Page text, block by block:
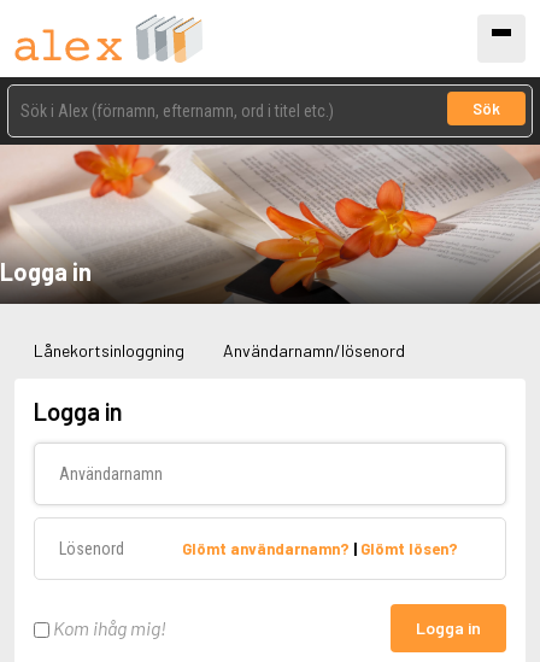
Sök
Logga in
Lånekortsinloggning Användarnamn/lösenord
Logga in
Glömt användarnamn? | Glömt lösen?
Kom ihåg mig! Logga in